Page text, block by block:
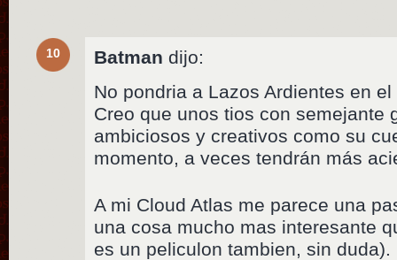
10 Batman dijo:
No pondria a Lazos Ardientes en
Creo que unos tios con semejante
ambiciosos y creativos como su
momento, a veces tendrán más
A mi Cloud Atlas me parece una
una cosa mucho mas interesante
es un peliculon tambien, sin duda).